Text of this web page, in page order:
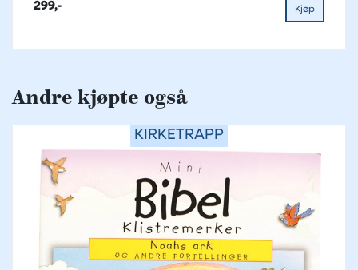
299,- Kjøp
Andre kjøpte også
KIRKETRAPP